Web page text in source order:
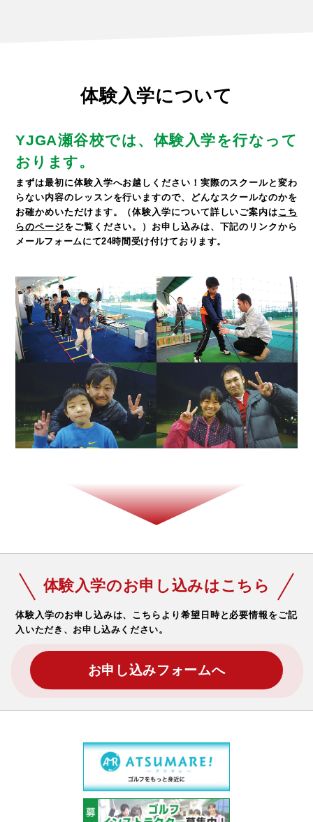
体験入学について
YJGA瀬谷校では、体験入学を行なって
おります。
まずは最初に体験入学へお越しください！ 実際のスクールと変わ
らない内容のレッスンを行いますので、どんなスクールなのかを
お確かめいただけます。
（体験入学について詳しいご案内はこち
らのページをご覧ください。） お申し込みは、下記のリンクから
メールフォームにて24時間受け付けております。
体験入学のお申し込みはこちら
体験入学のお申し込みは、こちらより希望日時と必要情報をご記
入いただき、お申し込みください。
お申し込みフォームへ